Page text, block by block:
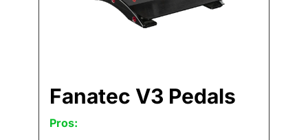
Fanatec V3 Pedals
Pros: